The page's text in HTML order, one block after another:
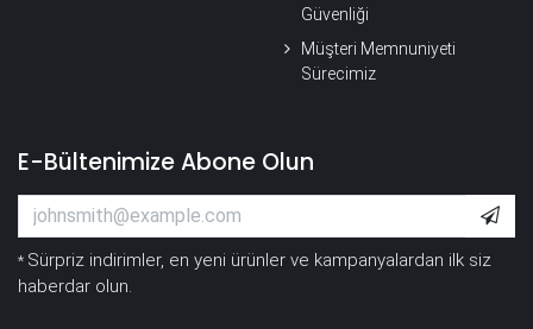
Güvenliği
Müşteri Memnuniyeti
Sürecimiz
E-Bültenimize Abone Olun
* Sürpriz indirimler, en yeni ürünler ve kampanyalardan ilk siz
haberdar olun.